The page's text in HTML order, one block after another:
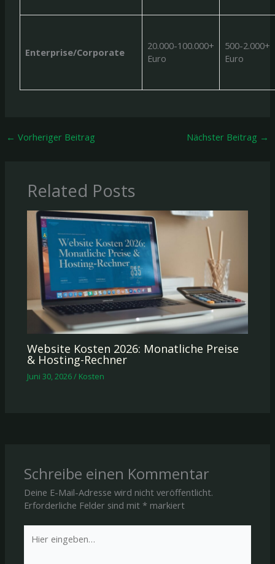
Enterprise/Corporate
20.000-100.000+
Euro
500-2.000+
Euro
← Vorheriger Beitrag Nächster Beitrag →
Related Posts
Website Kosten 2026: Monatliche Preise
& Hosting-Rechner
Juni 30, 2026/ Kosten
Schreibe einen Kommentar
Deine E-Mail-Adresse wird nicht veröffentlicht.
Erforderliche Felder sind mit * markiert
eingeben…